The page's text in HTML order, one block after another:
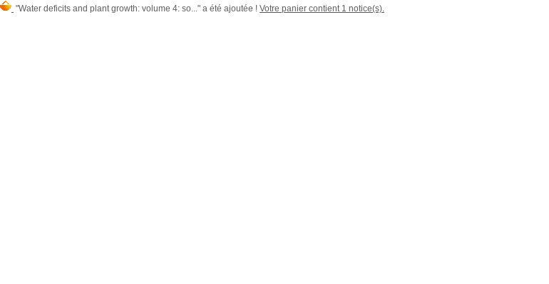
"Water deficits and plant growth: volume 4: so..." a été ajoutée ! Votre panier contient 1 notice(s).